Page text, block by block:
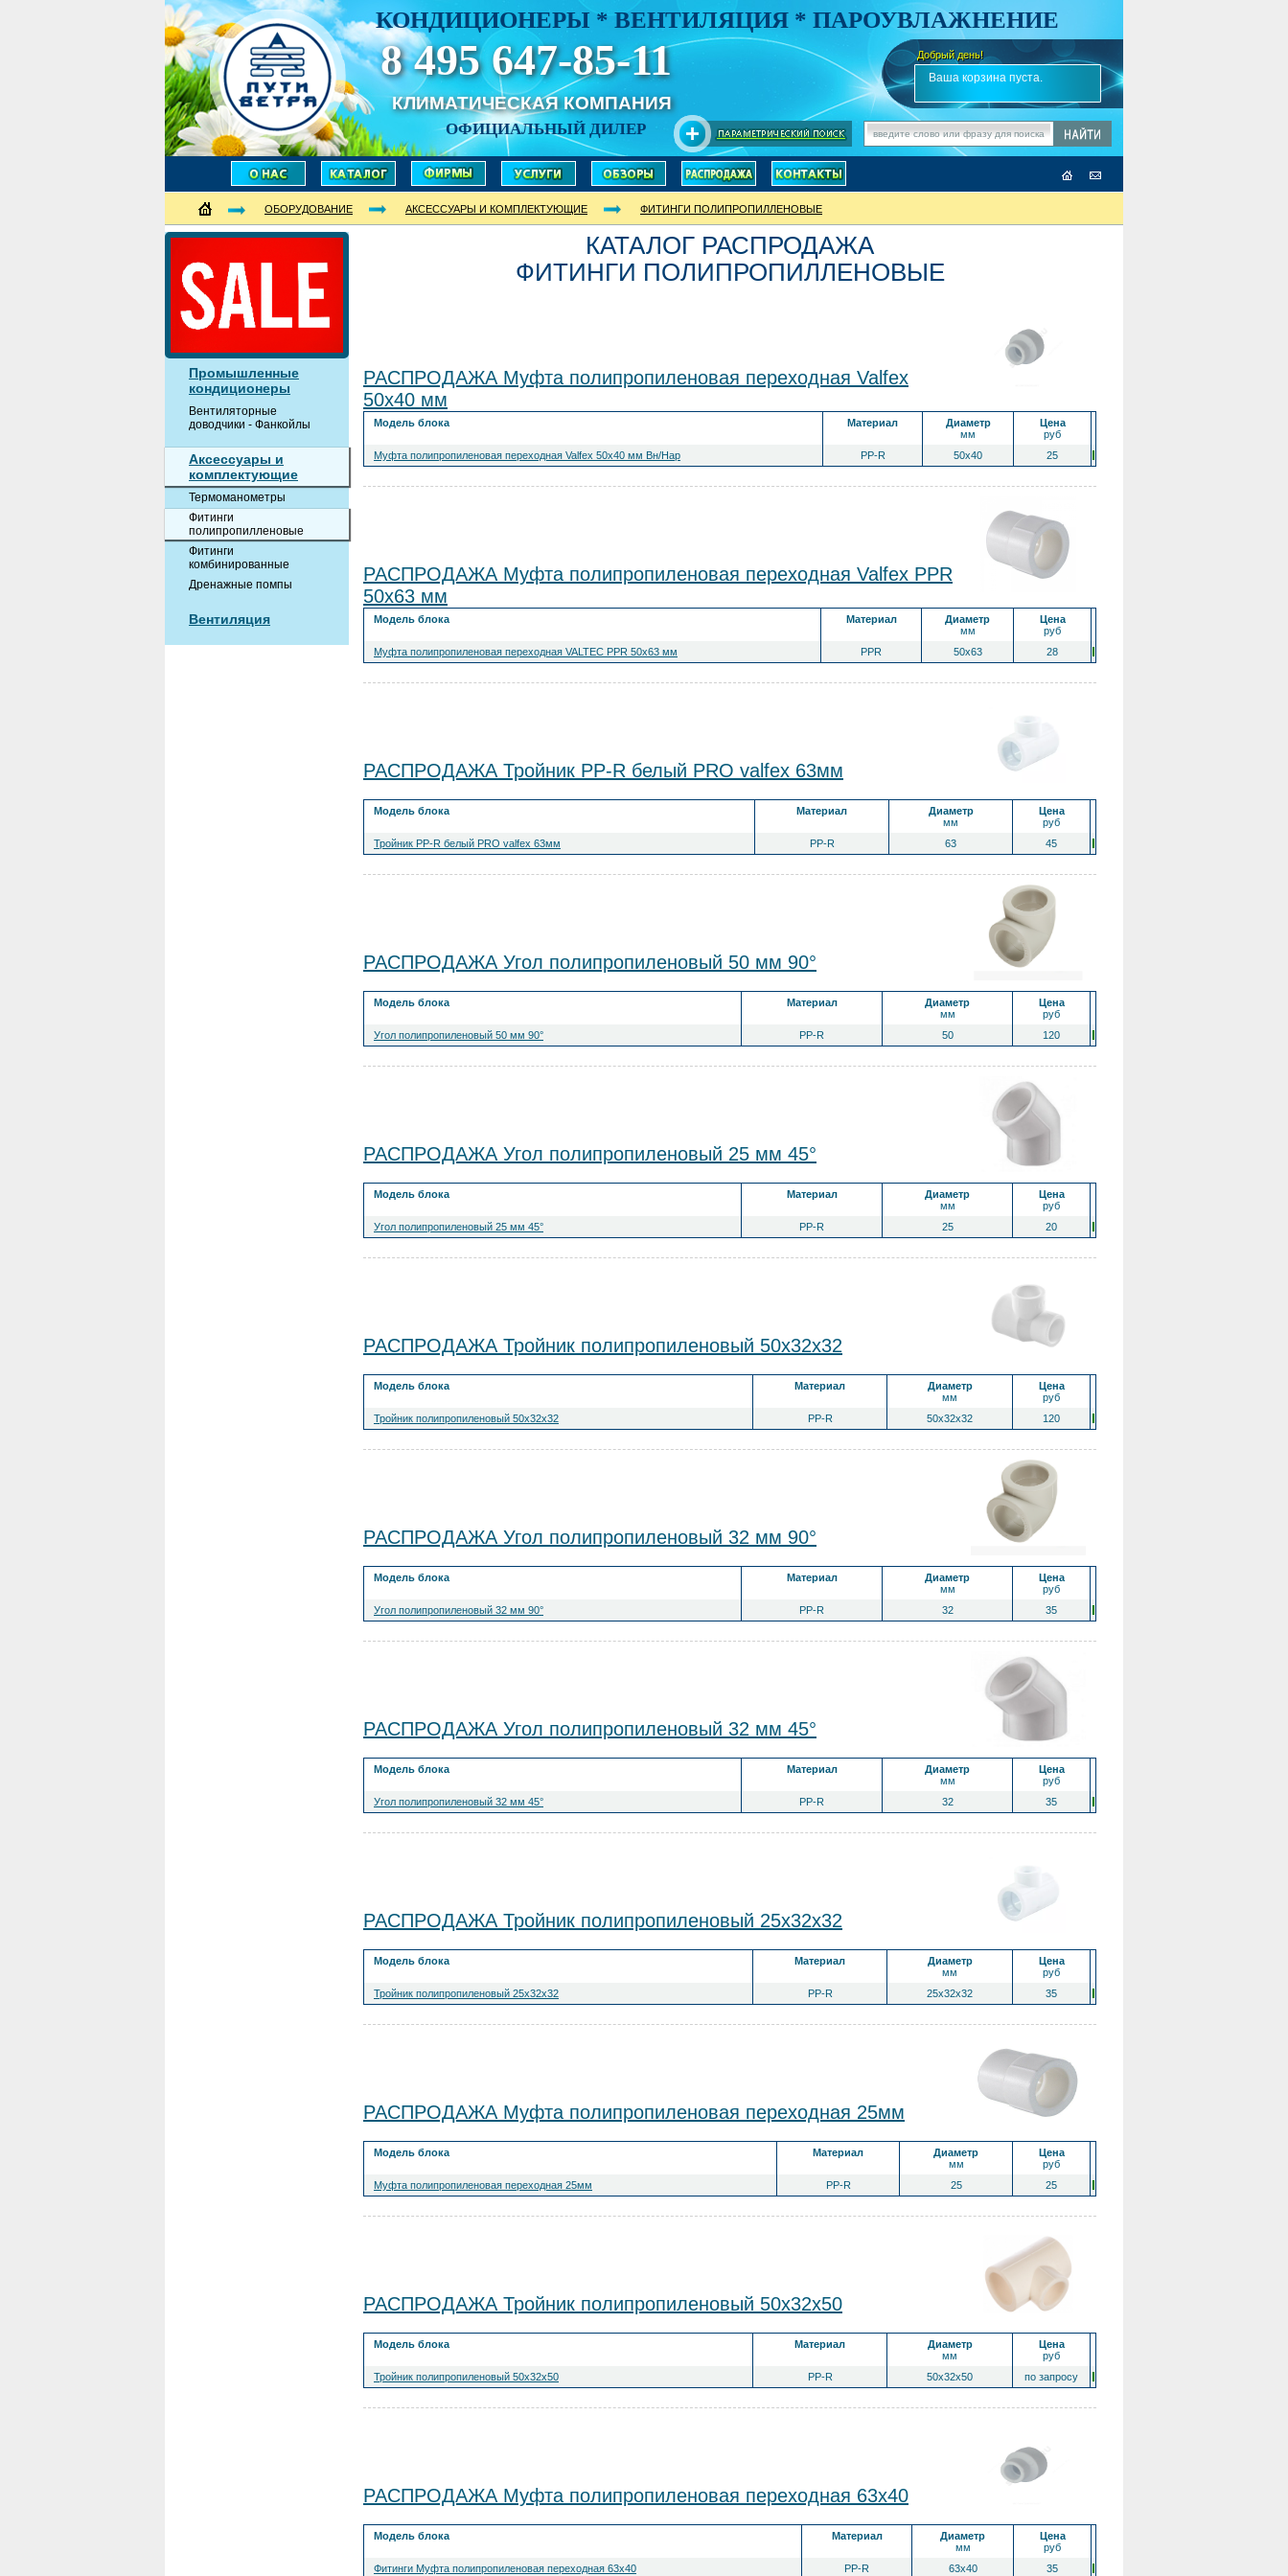
КОНДИЦИОНЕРЫ * ВЕНТИЛЯЦИЯ * ПАРОУВЛАЖНЕНИЕ
8 495 647-85-11
КЛИМАТИЧЕСКАЯ КОМПАНИЯ
ОФИЦИАЛЬНЫЙ ДИЛЕР
Добрый день!
✎Ваша корзина пуста.
ОБОРУДОВАНИЕ АКСЕССУАРЫ И КОМПЛЕКТУЮЩИЕ ФИТИНГИ ПОЛИПРОПИЛЛЕНОВЫЕ
Промышленные
кондиционеры
Вентиляторные
доводчики - Фанкойлы
Аксессуары и
комплектующие
Термоманометры
Фитинги
полипропилленовые
Фитинги
комбинированные
Дренажные помпы
Вентиляция
КАТАЛОГ РАСПРОДАЖА
ФИТИНГИ ПОЛИПРОПИЛЛЕНОВЫЕ
РАСПРОДАЖА Муфта полипропиленовая переходная Valfex
50х40 мм
Модель блока Материал
Диаметр
мм
Цена
руб
Муфта полипропиленовая переходная Valfex 50х40 мм Вн/Нар
PP-R 50х40 25
РАСПРОДАЖА Муфта полипропиленовая переходная Valfex PPR
50x63 мм
Модель блока Материал
Диаметр
мм
Цена
руб
Муфта полипропиленовая переходная VALTEC PPR 50x63 мм
PPR 50x63 28
РАСПРОДАЖА Тройник PP-R белый PRO valfex 63мм
Модель блока Материал
Диаметр
мм
Цена
руб
Тройник PP-R белый PRO valfex 63мм
PP-R 63 45
РАСПРОДАЖА Угол полипропиленовый 50 мм 90°
Модель блока Материал
Диаметр
мм
Цена
руб
Угол полипропиленовый 50 мм 90°
PP-R 50 120
РАСПРОДАЖА Угол полипропиленовый 25 мм 45°
Модель блока Материал
Диаметр
мм
Цена
руб
Угол полипропиленовый 25 мм 45°
PP-R 25 20
РАСПРОДАЖА Тройник полипропиленовый 50x32x32
Модель блока Материал
Диаметр
мм
Цена
руб
Тройник полипропиленовый 50x32x32
PP-R 50x32x32 120
РАСПРОДАЖА Угол полипропиленовый 32 мм 90°
Модель блока Материал
Диаметр
мм
Цена
руб
Угол полипропиленовый 32 мм 90°
PP-R 32 35
РАСПРОДАЖА Угол полипропиленовый 32 мм 45°
Модель блока Материал
Диаметр
мм
Цена
руб
Угол полипропиленовый 32 мм 45°
PP-R 32 35
РАСПРОДАЖА Тройник полипропиленовый 25x32x32
Модель блока Материал
Диаметр
мм
Цена
руб
Тройник полипропиленовый 25x32x32
PP-R 25x32x32 35
РАСПРОДАЖА Муфта полипропиленовая переходная 25мм
Модель блока Материал
Диаметр
мм
Цена
руб
Муфта полипропиленовая переходная 25мм
PP-R 25 25
РАСПРОДАЖА Тройник полипропиленовый 50x32x50
Модель блока Материал
Диаметр
мм
Цена
руб
Тройник полипропиленовый 50x32x50
PP-R 50x32x50 по запросу
РАСПРОДАЖА Муфта полипропиленовая переходная 63x40
Модель блока Материал
Диаметр
мм
Цена
руб
Фитинги Муфта полипропиленовая переходная 63x40
PP-R 63x40 35